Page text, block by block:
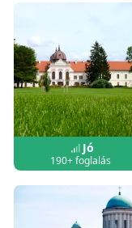
Jó
190+ foglalás